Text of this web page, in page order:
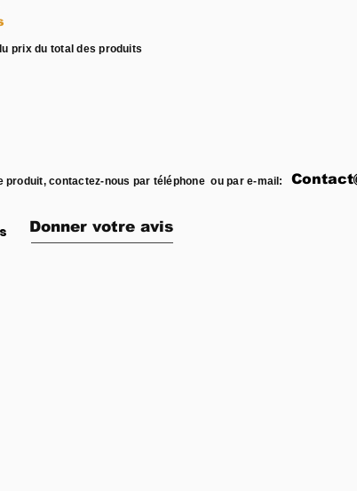
prix du total des produits
contactez-nous par téléphone ou par e-mail:
Donner votre avis